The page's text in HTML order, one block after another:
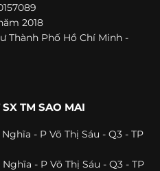
2018
Thành Phố Hồ Chí Minh -
TM SAO MAI
- P Võ Thị Sáu - Q3 - TP
- P Võ Thị Sáu - Q3 - TP